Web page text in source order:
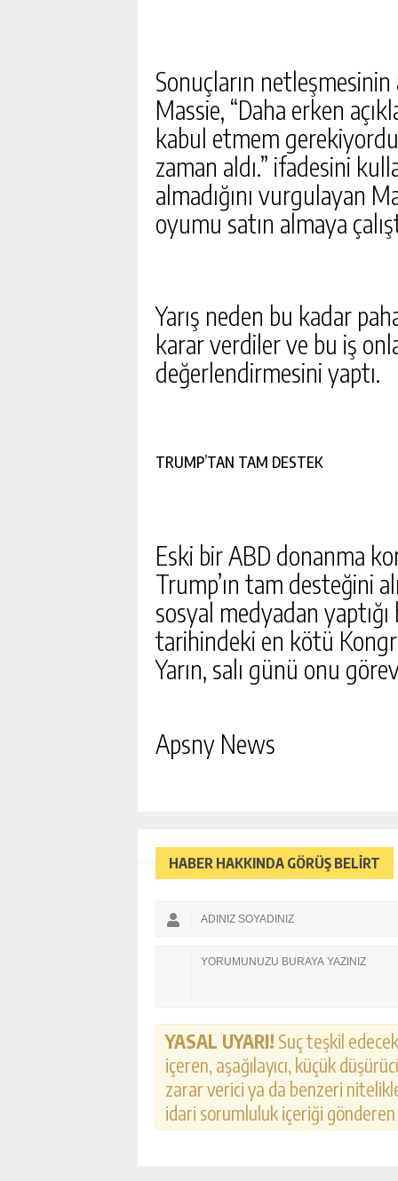
Sonuçların
Massie, “Daha erken
kabul etmem
zaman aldı.” ifadesini
almadığını vurgulayan
oyumu satın almaya
Yarış neden bu kadar
karar verdiler ve bu iş
değerlendirmesini yaptı.
TRUMP’TAN TAM DESTEK
Eski bir ABD donanma
Trump’ın tam desteğini
sosyal medyadan
tarihindeki en kötü
Yarın, salı günü onu
Apsny News
HABER HAKKINDA GÖRÜŞ BELİRT
YASAL UYARI! Suç teşkil
içeren, aşağılayıcı, küçük
zarar verici ya da benzeri
idari sorumluluk içeriği